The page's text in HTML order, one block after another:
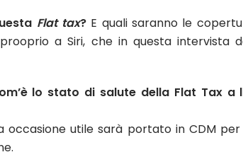
Flat tax?E quali saranno le
a Siri, che in questa intervista
lo stato di salute della Flat Tax
utile sarà portato in CDM